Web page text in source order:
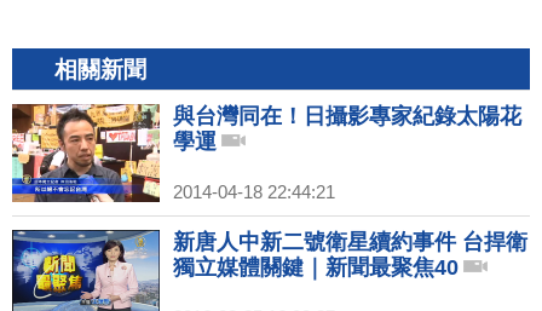
相關新聞
與台灣同在！日攝影專家紀錄太陽花
學運
2014-04-18 22:44:21
新唐人中新二號衛星續約事件 台捍衛
獨立媒體關鍵｜新聞最聚焦40